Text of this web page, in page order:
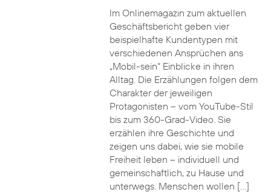
Im Onlinemagazin zum aktuellen
Geschäftsbericht geben vier
beispielhafte Kundentypen mit
verschiedenen Ansprüchen ans
„Mobil-sein“ Einblicke in ihren
Alltag. Die Erzählungen folgen dem
Charakter der jeweiligen
Protagonisten – vom YouTube-Stil
bis zum 360-Grad-Video. Sie
erzählen ihre Geschichte und
zeigen uns dabei, wie sie mobile
Freiheit leben – individuell und
gemeinschaftlich, zu Hause und
unterwegs. Menschen wollen […]